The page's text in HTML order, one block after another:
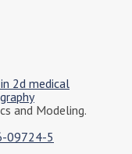
2d medical
and Modeling.
09724-5